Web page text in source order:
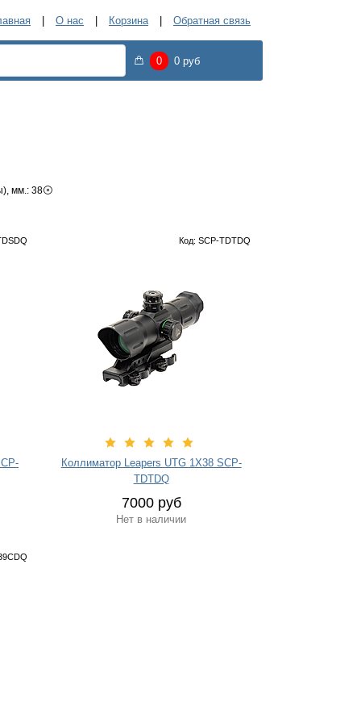
О нас Корзина Обратная связь
0 0 руб
мм.: 38
Код: SCP-TDTDQ
Коллиматор Leapers UTG 1Х38 SCP-
TDTDQ
7000 руб
Нет в наличии